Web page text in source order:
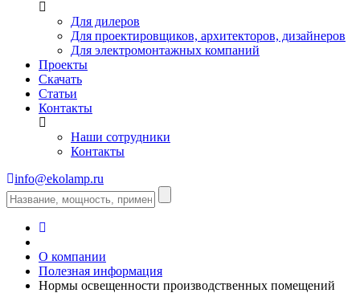
Для дилеров
Для проектировщиков, архитекторов, дизайнеров
Для электромонтажных компаний
Проекты
Скачать
Статьи
Контакты
Наши сотрудники
Контакты
info@ekolamp.ru
О компании
Полезная информация
Нормы освещенности производственных помещений